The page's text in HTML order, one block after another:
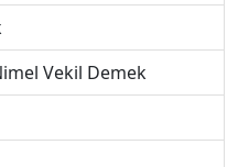
Vekil Demek